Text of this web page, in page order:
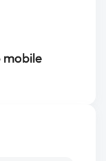
mobile